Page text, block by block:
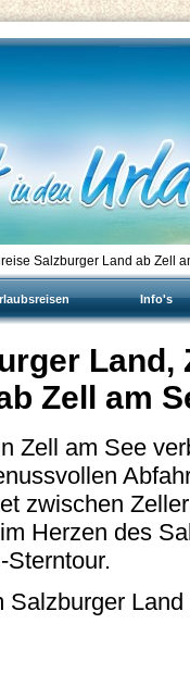
Salzburger Land ab Zell
Info's
Land,
Zell am
Zell am See
zwischen
Herzen des
Sterntour.
Salzburger